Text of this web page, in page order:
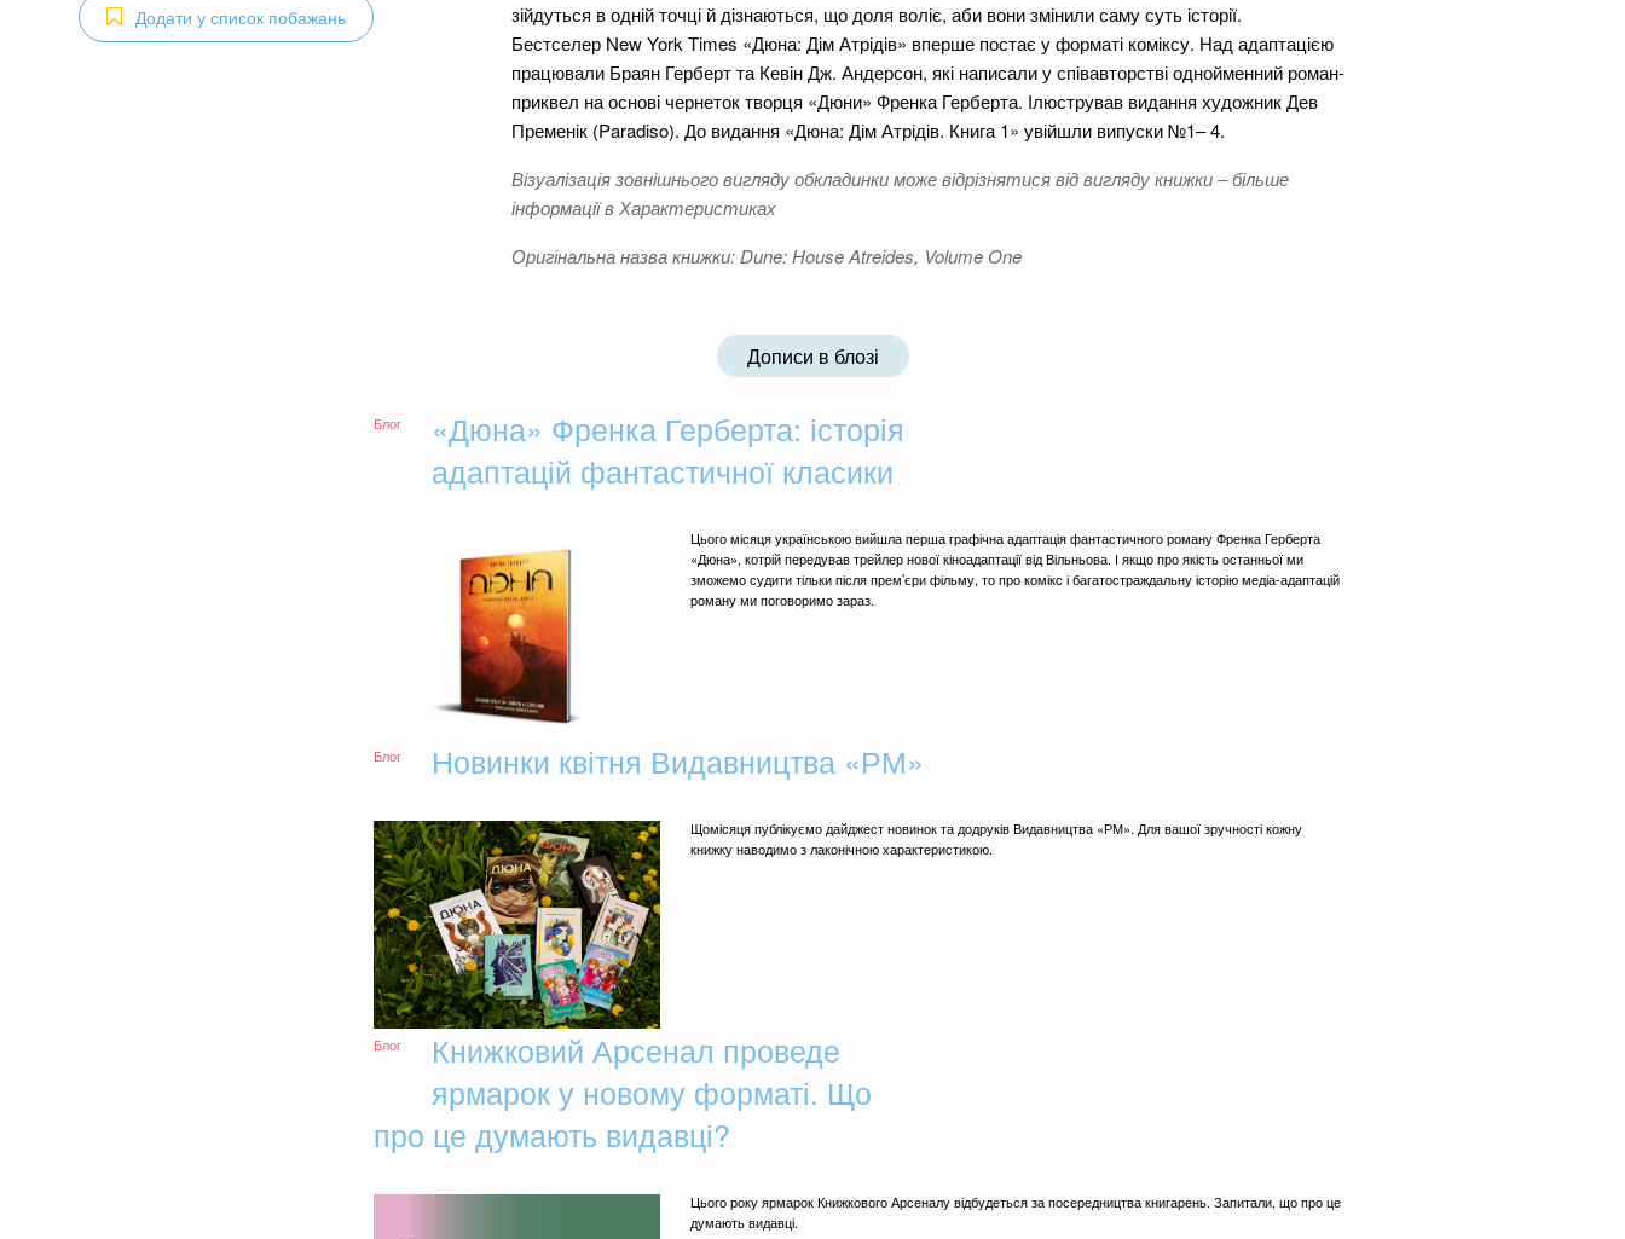
Додати у список побажань
зійдуться в одній точці й дізнаються, що доля воліє, аби вони змінили саму суть історії.
Бестселер New York Times «Дюна: Дім Атрідів» вперше постає у форматі коміксу. Над адаптацією
працювали Браян Герберт та Кевін Дж. Андерсон, які написали у співавторстві однойменний роман-
приквел на основі чернеток творця «Дюни» Френка Герберта. Ілюстрував видання художник Дев
Пременік (Paradiso). До видання «Дюна: Дім Атрідів. Книга 1» увійшли випуски №1– 4.
Візуалізація зовнішнього вигляду обкладинки може відрізнятися від вигляду книжки – більше
інформації в Характеристиках
Оригінальна назва книжки: Dune: House Atreides, Volume One
Дописи в блозі
Блог
«Дюна» Френка Герберта: історія
адаптацій фантастичної класики
Цього місяця українською вийшла перша графічна адаптація фантастичного роману Френка Герберта
«Дюна», котрій передував трейлер нової кіноадаптації від Вільньова. І якщо про якість останньої ми
зможемо судити тільки після прем’єри фільму, то про комікс і багатостраждальну історію медіа-адаптацій
роману ми поговоримо зараз.
Блог Новинки квітня Видавництва «РМ»
Щомісяця публікуємо дайджест новинок та додруків Видавництва «РМ». Для вашої зручності кожну
книжку наводимо з лаконічною характеристикою.
Блог
Книжковий Арсенал проведе
ярмарок у новому форматі. Що
про це думають видавці?
Цього року ярмарок Книжкового Арсеналу відбудеться за посередництва книгарень. Запитали, що про це
думають видавці.